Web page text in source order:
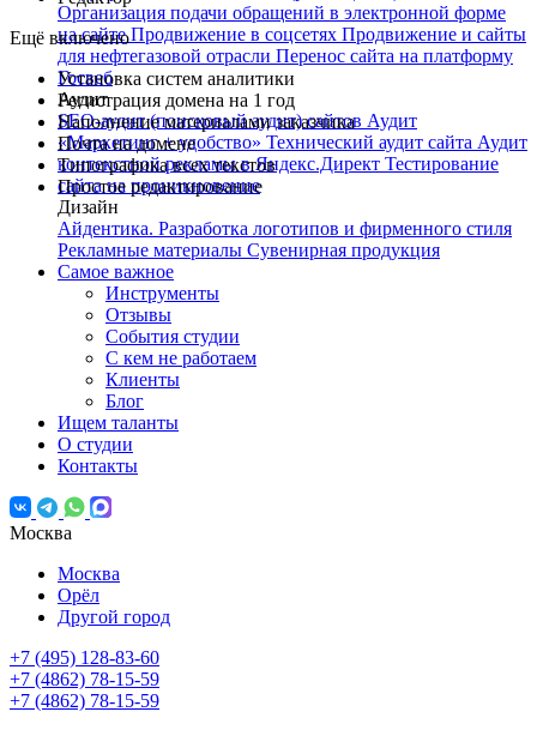
Организация подачи обращений в электронной форме
на сайтеПродвижение в соцсетях Продвижение и сайты
для нефтегазовой отрасли Перенос сайта на платформу
Госвеб
Аудит
SEO-аудит (поисковый аудит) сайтов Аудит
«Маркетинг + удобство» Технический аудит сайта Аудит
контекстной рекламы в Яндекс.Директ Тестирование
сайта на проникновение
Дизайн
Айдентика. Разработка логотипов и фирменного стиля
Рекламные материалы Сувенирная продукция
Самое важное
Инструменты
Отзывы
События студии
С кем не работаем
Клиенты
Блог
Ищем таланты
О студии
Контакты
Москва
Москва
Орёл
Другой город
+7 (495) 128-83-60
+7 (4862) 78-15-59
+7 (4862) 78-15-59
Ещё включено
Установка систем аналитики
Регистрация домена на 1 год
Наполнение материалами заказчика
Почта на домене
Типографика всех текстов
Простое редактирование